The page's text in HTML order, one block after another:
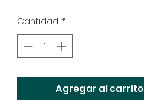
Cantidad *
Agregar al carrito